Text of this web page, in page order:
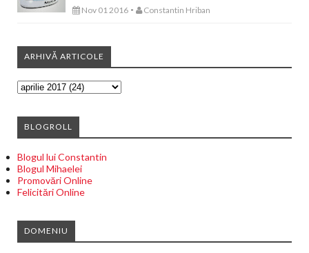
Nov 01 2016 - Constantin Hriban
ARHIVĂ ARTICOLE
BLOGROLL
Blogul lui Constantin
Blogul Mihaelei
Promovări Online
Felicitări Online
DOMENIU